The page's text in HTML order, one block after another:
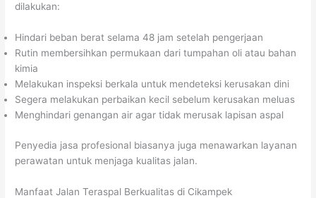
dilakukan:
Hindari beban berat selama 48 jam setelah pengerjaan
Rutin membersihkan permukaan dari tumpahan oli atau bahan
kimia
Melakukan inspeksi berkala untuk mendeteksi kerusakan dini
Segera melakukan perbaikan kecil sebelum kerusakan meluas
Menghindari genangan air agar tidak merusak lapisan aspal
Penyedia jasa profesional biasanya juga menawarkan layanan
perawatan untuk menjaga kualitas jalan.
Manfaat Jalan Teraspal Berkualitas di Cikampek